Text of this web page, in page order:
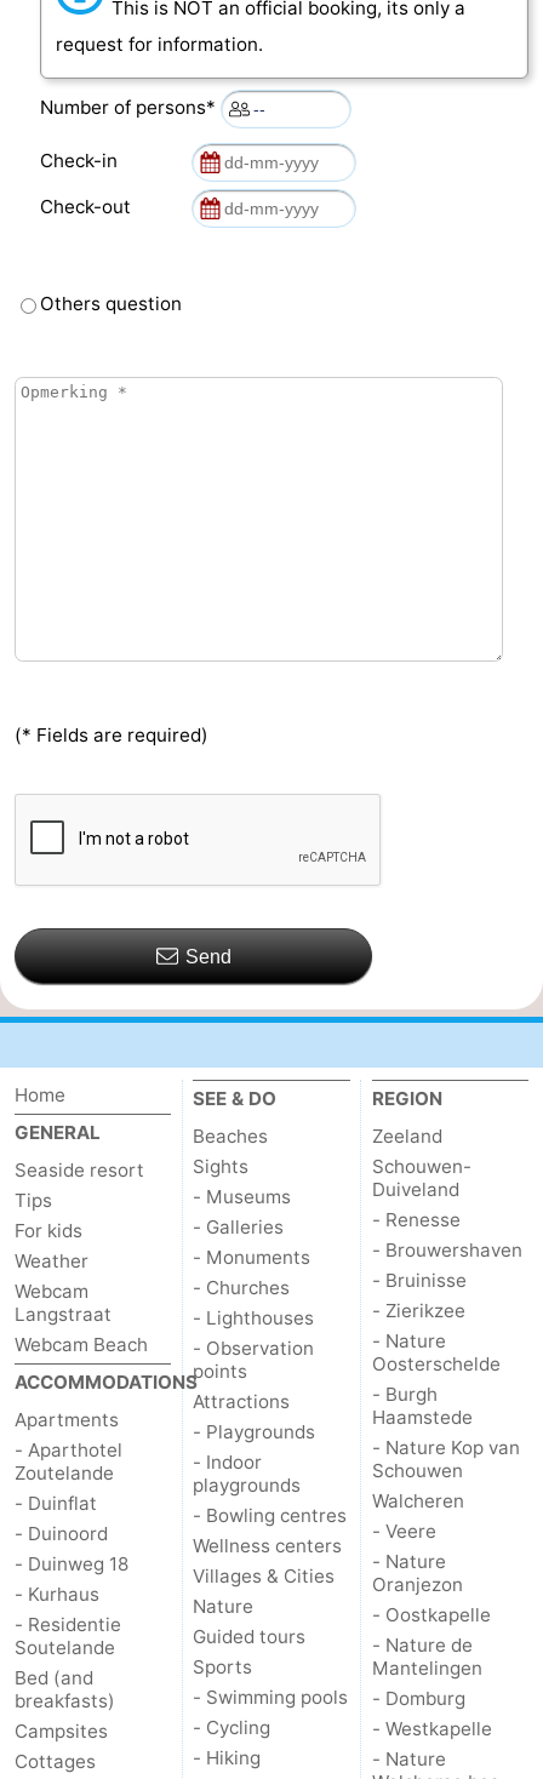
This is NOT an official booking, its only a
request for information.
Number of persons*
Check-in
Check-out
Others question
(* Fields are required)
Send
Home
GENERAL
Seaside resort
Tips
For kids
Weather
Webcam
Langstraat
Webcam Beach
ACCOMMODATIONS
Apartments
- Aparthotel
Zoutelande
- Duinflat
- Duinoord
- Duinweg 18
- Kurhaus
- Residentie
Soutelande
Bed (and
breakfasts)
Campsites
Cottages
SEE & DO
Beaches
Sights
- Museums
- Galleries
- Monuments
- Churches
- Lighthouses
- Observation
points
Attractions
- Playgrounds
- Indoor
playgrounds
- Bowling centres
Wellness centers
Villages & Cities
Nature
Guided tours
Sports
- Swimming pools
- Cycling
- Hiking
REGION
Zeeland
Schouwen-
Duiveland
- Renesse
- Brouwershaven
- Bruinisse
- Zierikzee
- Nature
Oosterschelde
- Burgh
Haamstede
- Nature Kop van
Schouwen
Walcheren
- Veere
- Nature
Oranjezon
- Oostkapelle
- Nature de
Mantelingen
- Domburg
- Westkapelle
- Nature